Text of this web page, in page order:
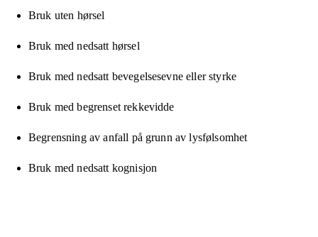
Bruk uten hørsel
Bruk med nedsatt hørsel
Bruk med nedsatt bevegelsesevne eller styrke
Bruk med begrenset rekkevidde
Begrensning av anfall på grunn av lysfølsomhet
Bruk med nedsatt kognisjon